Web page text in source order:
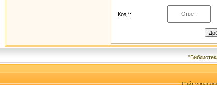
Код *:
Сайт